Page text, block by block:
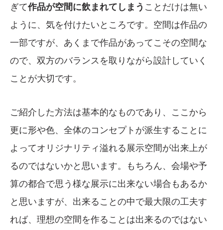
ぎて作品が空間に飲まれてしまう ことだけは無い
ように、気を付けたいところです。空間は作品の
一部ですが、あくまで作品があってこその空間な
ので、双方のバランスを取りながら設計していく
ことが大切です。
ご紹介した方法は基本的なものであり、ここから
更に形や色、全体のコンセプトが派生することに
よってオリジナリティ溢れる展示空間が出来上が
るのではないかと思います。もちろん、会場や予
算の都合で思う様な展示に出来ない場合もあるか
と思いますが、出来ることの中で最大限の工夫す
れば、理想の空間を作ることは出来るのではない